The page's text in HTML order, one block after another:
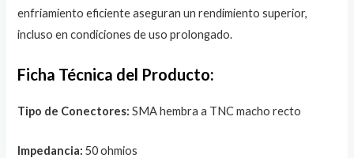
enfriamiento eficiente aseguran un rendimiento superior,
incluso en condiciones de uso prolongado.
Ficha Técnica del Producto:
Tipo de Conectores: SMA hembra a TNC macho recto
Impedancia: 50 ohmios